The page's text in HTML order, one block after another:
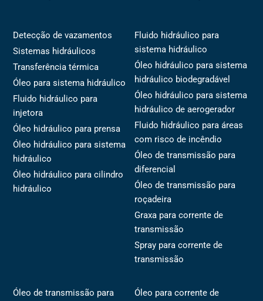
Detecção de vazamentos
Sistemas hidráulicos
Transferência térmica
Óleo para sistema hidráulico
Fluido hidráulico para
injetora
Óleo hidráulico para prensa
Óleo hidráulico para sistema
hidráulico
Óleo hidráulico para cilindro
hidráulico
Fluido hidráulico para
sistema hidráulico
Óleo hidráulico para sistema
hidráulico biodegradável
Óleo hidráulico para sistema
hidráulico de aerogerador
Fluido hidráulico para áreas
com risco de incêndio
Óleo de transmissão para
diferencial
Óleo de transmissão para
roçadeira
Graxa para corrente de
transmissão
Spray para corrente de
transmissão
Óleo de transmissão para
Óleo para corrente de